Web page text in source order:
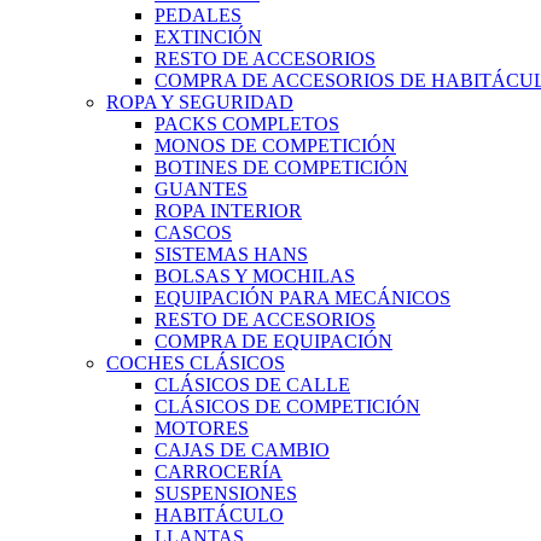
PEDALES
EXTINCIÓN
RESTO DE ACCESORIOS
COMPRA DE ACCESORIOS DE
ROPA Y SEGURIDAD
PACKS COMPLETOS
MONOS DE COMPETICIÓN
BOTINES DE COMPETICIÓN
GUANTES
ROPA INTERIOR
CASCOS
SISTEMAS HANS
BOLSAS Y MOCHILAS
EQUIPACIÓN PARA MECÁNICOS
RESTO DE ACCESORIOS
COMPRA DE EQUIPACIÓN
COCHES CLÁSICOS
CLÁSICOS DE CALLE
CLÁSICOS DE COMPETICIÓN
MOTORES
CAJAS DE CAMBIO
CARROCERÍA
SUSPENSIONES
HABITÁCULO
LLANTAS